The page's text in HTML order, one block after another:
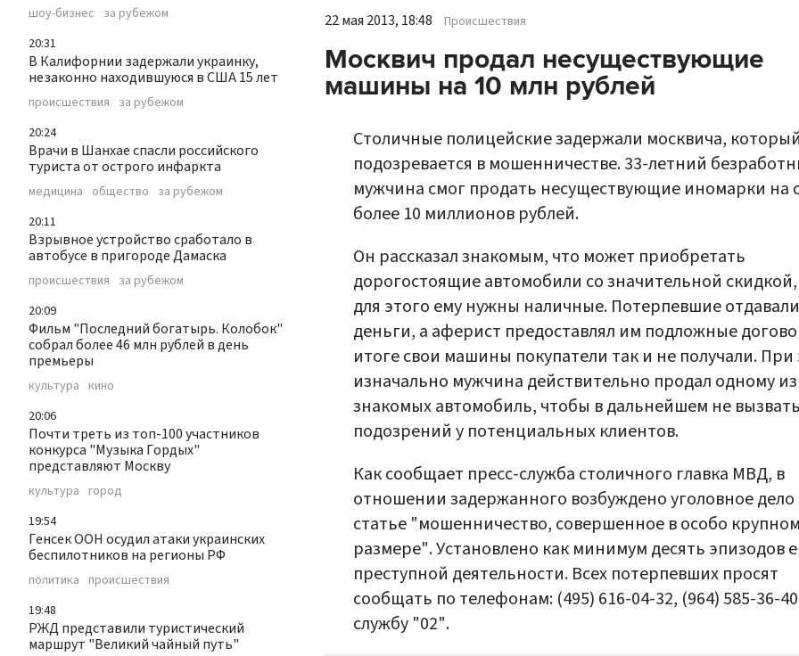
шоу-бизнес за рубежом
20:31
В Калифорнии задержали украинку,
незаконно находившуюся в США 15 лет
происшествия за рубежом
20:24
Врачи в Шанхае спасли российского
туриста от острого инфаркта
медицина общество за рубежом
20:11
Взрывное устройство сработало в
автобусе в пригороде Дамаска
происшествия за рубежом
20:09
Фильм "Последний богатырь. Колобок"
собрал более 46 млн рублей в день
премьеры
культура кино
20:06
Почти треть из топ-100 участников
конкурса "Музыка Гордых"
представляют Москву
культура город
19:54
Генсек ООН осудил атаки украинских
беспилотников на регионы РФ
политика происшествия
19:48
РЖД представили туристический
маршрут "Великий чайный путь"
22 мая 2013, 18:48 Происшествия
Москвич продал несуществующие
машины на 10 млн рублей
Столичные полицейские задержали москвича,
подозревается в мошенничестве. 33-летний
мужчина смог продать несуществующие иномарки на
более 10 миллионов рублей.
Он рассказал знакомым, что может приобретать
дорогостоящие автомобили со значительной
для этого ему нужны наличные. Потерпевшие
деньги, а аферист предоставлял им подложные
итоге свои машины покупатели так и не получали.
изначально мужчина действительно продал одному из
знакомых автомобиль, чтобы в дальнейшем не
подозрений у потенциальных клиентов.
Как сообщает пресс-служба столичного главка МВД, в
отношении задержанного возбуждено уголовное дело
статье "мошенничество, совершенное в особо
размере". Установлено как минимум десять эпизодов
преступной деятельности. Всех потерпевших просят
сообщать по телефонам: (495) 616-04-32, (964) 585-36-
службу "02".